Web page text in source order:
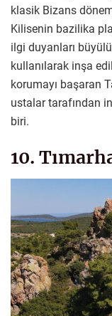
klasik Bizans
Kilisenin bazilika
ilgi duyanları
kullanılarak inşa
korumayı başaran
ustalar tarafından
biri.
10.